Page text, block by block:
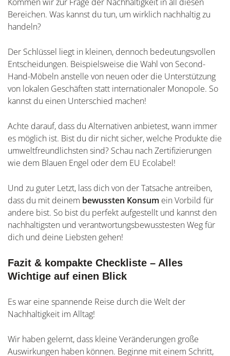
Bereichen. Was kannst du tun, um wirklich nachhaltig zu
handeln?
Der Schlüssel liegt in kleinen, dennoch bedeutungsvollen
Entscheidungen. Beispielsweise die Wahl von Second-
Hand-Möbeln anstelle von neuen oder die Unterstützung
von lokalen Geschäften statt internationaler Monopole. So
kannst du einen Unterschied machen!
Achte darauf, dass du Alternativen anbietest, wann immer
es möglich ist. Bist du dir nicht sicher, welche Produkte die
umweltfreundlichsten sind? Schau nach Zertifizierungen
wie dem Blauen Engel oder dem EU Ecolabel!
Und zu guter Letzt, lass dich von der Tatsache antreiben,
dass du mit deinem bewussten Konsum ein Vorbild für
andere bist. So bist du perfekt aufgestellt und kannst den
nachhaltigsten und verantwortungsbewusstesten Weg für
dich und deine Liebsten gehen!
Fazit & kompakte Checkliste – Alles
Wichtige auf einen Blick
Es war eine spannende Reise durch die Welt der
Nachhaltigkeit im Alltag!
Wir haben gelernt, dass kleine Veränderungen große
Auswirkungen haben können. Beginne mit einem Schritt,